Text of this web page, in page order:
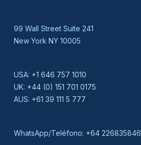
99 Wall Street Suite 241
New York NY 10005
USA: +1 646 757 1010
UK: +44 (0) 151 701 0175
AUS: +61 39 111 5 777
WhatsApp/Teléfono: +64 226835846